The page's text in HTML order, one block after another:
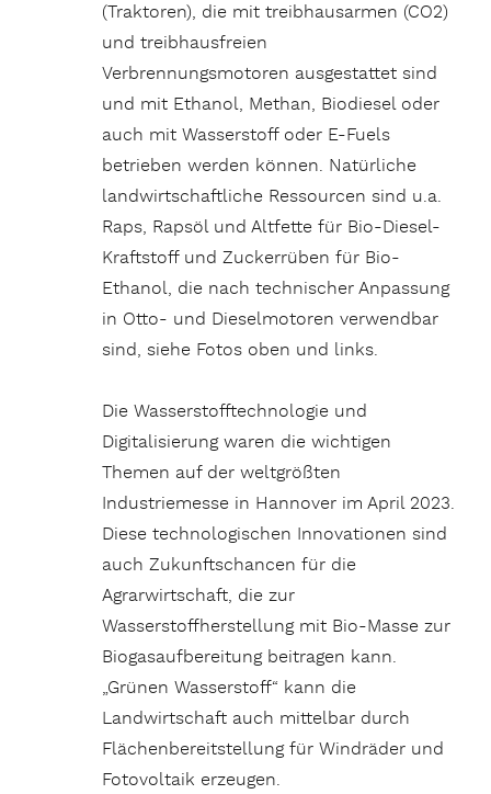
(Traktoren), die mit treibhausarmen (CO2)
und treibhausfreien
Verbrennungsmotoren ausgestattet sind
und mit Ethanol, Methan, Biodiesel oder
auch mit Wasserstoff oder E-Fuels
betrieben werden können. Natürliche
landwirtschaftliche Ressourcen sind u.a.
Raps, Rapsöl und Altfette für Bio-Diesel-
Kraftstoff und Zuckerrüben für Bio-
Ethanol, die nach technischer Anpassung
in Otto- und Dieselmotoren verwendbar
sind, siehe Fotos oben und links.
Die Wasserstofftechnologie und
Digitalisierung waren die wichtigen
Themen auf der weltgrößten
Industriemesse in Hannover im April 2023.
Diese technologischen Innovationen sind
auch Zukunftschancen für die
Agrarwirtschaft, die zur
Wasserstoffherstellung mit Bio-Masse zur
Biogasaufbereitung beitragen kann.
„Grünen Wasserstoff“ kann die
Landwirtschaft auch mittelbar durch
Flächenbereitstellung für Windräder und
Fotovoltaik erzeugen.